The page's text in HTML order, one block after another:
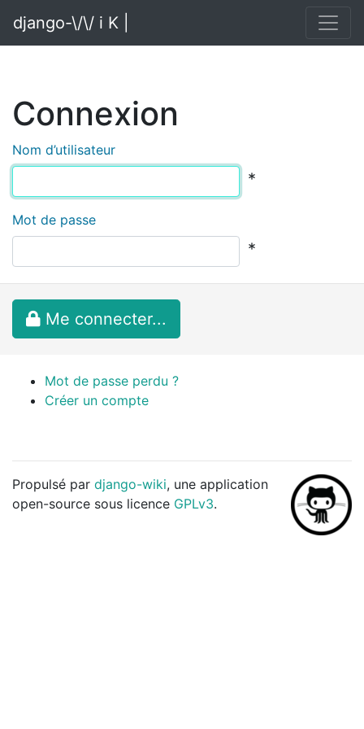
django-\/\/ i K |
Connexion
Nom d’utilisateur
*
Mot de passe
*
Me connecter...
Mot de passe perdu ?
Créer un compte
Propulsé par django-wiki, une application
open-source sous licence GPLv3.